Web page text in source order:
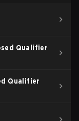
Qualifier
Qualifier